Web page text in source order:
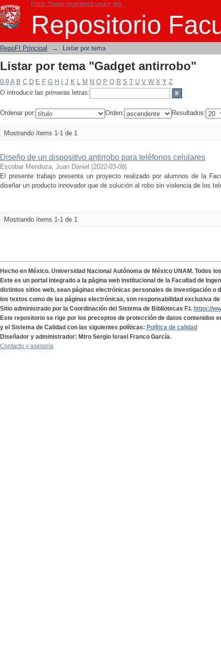
https://www.ingenieria.unam.mx
Repositorio
Listar por tema "Gadget antirrobo"
RepoFI Principal → Listar por tema
Listar por tema "Gadget antirrobo"
0-9 A B C D E F G H J K L M N O P Q R S T U V W X Y Z
O introducir las primeras letras:
Ordenar por: Orden: Resultados:
Mostrando ítems 1-1 de 1
Diseño de un dispositivo antirrobo para teléfonos celulares
Escobar Mendoza, Juan Daniel (2022-03-08)
El presente trabajo presenta un proyecto realizado por alumnos de la
diseñar un producto innovador que de solución al robo sin violencia de los
Mostrando ítems 1-1 de 1
Hecho en México. Universidad Nacional Autónoma de México UNAM. Todos
Este es un portal integrado a la página web institucional de la Facultad de
distintos sitios web, sean páginas electrónicas personales de investigación o
los textos como de las páginas electrónicas, son responsabilidad exclusiva
Sitio administrado por la Coordinación del Sistema de Bibliotecas F.I. https://
Este repositorio se rige por los preceptos de protección de datos contenidos
y el Sistema de Calidad con las siguientes políticas: Política de calidad
Diseñador y administrador: Mtro Sergio Israel Franco García.
Contacto y asesoría